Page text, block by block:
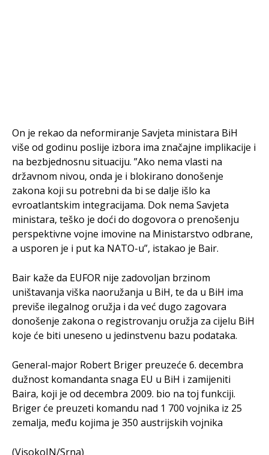
On je rekao da neformiranje Savjeta ministara BiH
više od godinu poslije izbora ima značajne implikacije i
na bezbjednosnu situaciju. ”Ako nema vlasti na
državnom nivou, onda je i blokirano donošenje
zakona koji su potrebni da bi se dalje išlo ka
evroatlantskim integracijama. Dok nema Savjeta
ministara, teško je doći do dogovora o prenošenju
perspektivne vojne imovine na Ministarstvo odbrane,
a usporen je i put ka NATO-u”, istakao je Bair.
Bair kaže da EUFOR nije zadovoljan brzinom
uništavanja viška naoružanja u BiH, te da u BiH ima
previše ilegalnog oružja i da već dugo zagovara
donošenje zakona o registrovanju oružja za cijelu BiH
koje će biti uneseno u jedinstvenu bazu podataka.
General-major Robert Briger preuzeće 6. decembra
dužnost komandanta snaga EU u BiH i zamijeniti
Baira, koji je od decembra 2009. bio na toj funkciji.
Briger će preuzeti komandu nad 1 700 vojnika iz 25
zemalja, među kojima je 350 austrijskih vojnika
(VisokoIN/Srna)